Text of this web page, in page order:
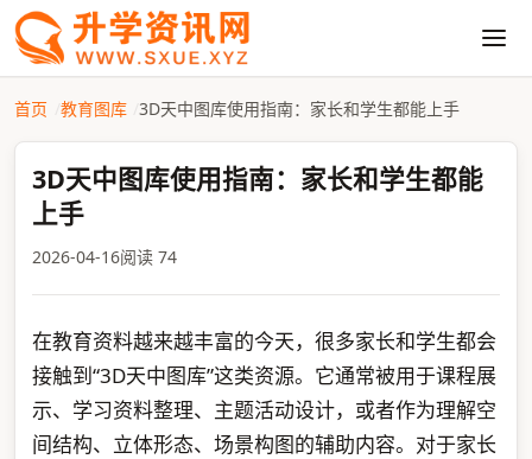
首页 教育图库 3D天中图库使用指南：家长和学生都能上手
3D天中图库使用指南：家长和学生都能
上手
2026-04-16阅读 74
在教育资料越来越丰富的今天，很多家长和学生都会
接触到“3D天中图库”这类资源。它通常被用于课程展
示、学习资料整理、主题活动设计，或者作为理解空
间结构、立体形态、场景构图的辅助内容。对于家长